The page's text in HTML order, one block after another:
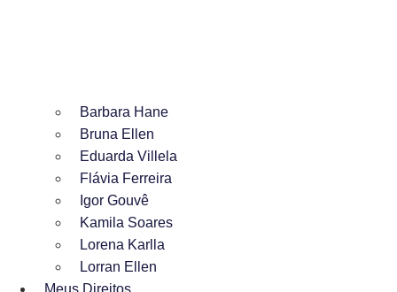
Barbara Hane
Bruna Ellen
Eduarda Villela
Flávia Ferreira
Igor Gouvê
Kamila Soares
Lorena Karlla
Lorran Ellen